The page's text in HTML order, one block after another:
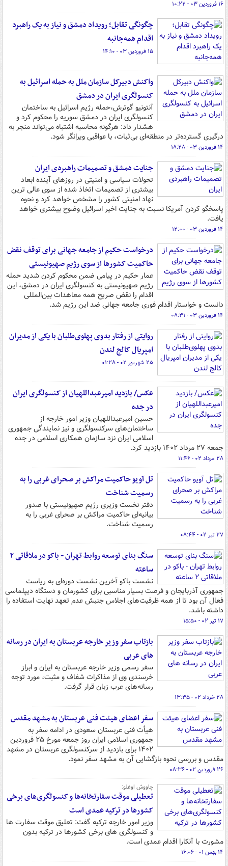
۱۶ فروردین ۰۳ - ۱۰:۲۲
چگونگی تقابل؛ رویداد دمشق و نیاز به یک راهبرد
اقدام همه‌جانبه
۱۵ فروردین ۰۳ - ۱۴:۱۰
واکنش دبیرکل سازمان ملل به حمله اسرائیل به
کنسولگری ایران در دمشق
آنتونیو گوترش،حمله رژیم اسرائیل به ساختمان
کنسولگری ایران در دمشق سوریه را محکوم کرد و
هشدار داد: هرگونه محاسبه اشتباه می‌تواند منجر به
درگیری گسترده‌تر در منطقه‌ای بی‌ثبات، با عواقبی ویرانگر شود.
۱۴ فروردین ۰۳ - ۱۸:۲۸
جنایت دمشق و تصمیمات راهبردی ایران
تحولات سیاسی و امنیتی در روزهای آینده ابعاد
بیشتری از تصمیمات اتخاذ شده از سوی عالی ترین
نهاد امنیتی کشور را مشخص خواهد کرد و نحوه
پاسخگو کردن آمریکا نسبت به جنایت اخیر اسرائیل وضوح بیشتری خواهد
یافت.
۱۴ فروردین ۰۳ - ۱۲:۰۰
درخواست حکیم از جامعه جهانی برای توقف نقض
حاکمیت کشورها از سوی رژیم صهیونیستی
عمار حکیم در پیامی ضمن محکوم کردن شدید حمله
رژیم صهیونیستی به کنسولگری ایران در دمشق، این
اقدام را نقض صریح همه معاهدات بین‌المللی
دانست و خواستار اقدام فوری جامعه جهانی ضد این رژیم شد.
۱۴ فروردین ۰۳ - ۰۸:۳۱
روایتی از رفتار بدوی پهلوی‌طلبان با یکی از مدیران
امپریال کالج لندن
۲۵ شهریور ۰۲ - ۰۱:۲۸
عکس/ بازدید امیرعبداللهیان از کنسولگری ایران
در جده
حسین امیرعبداللهیان وزیر امور خارجه از
ساختمان‌های سرکنسولگری و نیز نمایندگی جمهوری
اسلامی ایران نزد سازمان همکاری اسلامی در جده
جمعه ۲۷ مرداد ۱۴۰۲ بازدید کرد.
۲۸ مرداد ۰۲ - ۱۱:۴۶
تل آویو حاکمیت مراکش بر صحرای غربی را به
رسمیت شناخت
دفتر نخست وزیری رژیم صهیونیستی با صدور
بیانیه‌ای حاکمیت مراکش بر صحرای غربی را به
رسمیت شناخت.
۲۷ تیر ۰۲ - ۰۸:۴۴
سنگ بنای توسعه روابط تهران - باکو در ملاقاتی ۲
ساعته
نشست باکو آخرین نشست دوره‌ای به ریاست
جمهوری آذربایجان و فرصت بسیار مناسبی برای کشورمان و دستگاه دیپلماسی
فعال آن بود تا از همه ظرفیت‌های اجلاس جنبش عدم تعهد نهایت استفاده را
داشته باشد.
۱۷ تیر ۰۲ - ۱۵:۵۰
بازتاب سفر وزیر خارجه عربستان به ایران در رسانه
های عربی
سفر رسمی وزیر خارجه عربستان به ایران و ابراز
خرسندی وی از مذاکرات شفاف و مثبت، مورد توجه
رسانه‌های عرب زبان قرار گرفت.
۲۸ خرداد ۰۲ - ۱۳:۳۵
سفر اعضای هیئت فنی عربستان به مشهد مقدس
هیأت فنی عربستان سعودی در ادامه سفر به
جمهوری اسلامی ایران روز جمعه مورخ ۲۵ فروردین
۱۴۰۲ برای بازدید از سرکنسولگری عربستان در مشهد
مقدس و بررسی نحوه بازگشایی آن به مشهد سفر نمود.
۲۶ فروردین ۰۲ - ۰۸:۳۶
چاووش اوغلو:
تعطیلی موقت سفارتخانه‌ها و کنسولگری‌های برخی
کشورها در ترکیه عمدی است
وزیر امور خارجه ترکیه گفت: تعلیق موقت سفارت ها
و کنسولگری های برخی کشورها در ترکیه بدون
مشورت با آنکارا اقدام عمدی است.
۱۴ بهمن ۰۱ - ۱۶:۰۶